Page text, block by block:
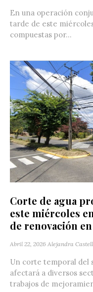
En una operación
tarde de este
compuestas por...
Corte de agua
este miércoles
de renovación
Abril 22, 2026 Alejandra
Un corte temporal del
afectará a diversos
trabajos de